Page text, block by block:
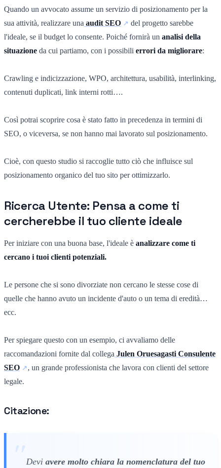
Quando un avvocato assume un servizio di posizionamento per la
sua attività, realizzare una audit SEO
del progetto sarebbe
l'ideale, se il budget lo consente. Poiché fornirà un analisi della
situazione da cui partiamo, con i possibili errori da migliorare:
Crawling e indicizzazione, WPO, architettura, usabilità, interlinking,
contenuti duplicati, link interni rotti….
Così potrai scoprire cosa è stato fatto in precedenza in termini di
SEO, o viceversa, se non hanno mai lavorato sul posizionamento.
Cioè, con questo studio si raccoglie tutto ciò che influisce sul
posizionamento organico del tuo sito per ottimizzarlo.
Ricerca Utente: Pensa a come ti
cercherebbe il tuo cliente ideale
Per iniziare con una buona base, l'ideale è analizzare come ti
cercano i tuoi clienti potenziali.
Le persone che si sono divorziate non cercano le stesse cose di
quelle che hanno avuto un incidente d'auto o un tema di eredità…
ecc.
Per spiegare questo con un esempio, ci avvaliamo delle
raccomandazioni fornite dal collega Julen Oruesagasti Consulente
SEO
, un grande professionista che lavora con clienti del settore
legale.
Citazione:
Devi avere molto chiara la nomenclatura del tuo